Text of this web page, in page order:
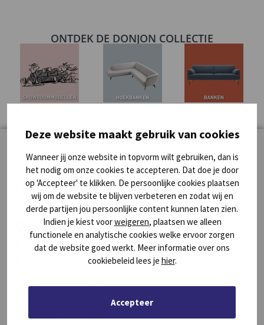
Deze website maakt gebruik van cookies
Wanneer jij onze website in topvorm wilt gebruiken, dan is
het nodig om onze cookies te accepteren. Dat doe je door
op 'Accepteer' te klikken. De persoonlijke cookies plaatsen
wij om de website te blijven verbeteren en zodat wij en
derde partijen jou persoonlijke content kunnen laten zien.
Indien je kiest voorweigeren, plaatsen we alleen
functionele en analytische cookies welke ervoor zorgen
dat de website goed werkt. Meer informatie over ons
cookiebeleid lees je hier.
Accepteer
ONTDEK DE DONJON COLLECTIE
Telefoon: 0499 - 49 05 05
Whatsapp: 06 - 36 02 18 89
E-mail:info@donjon.nl
DE DONJON
Ekkersrijt 4001
5692 DB SON EN BREUGEL